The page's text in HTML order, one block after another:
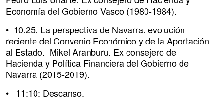
Economía del Gobierno Vasco (1980-1984).
• 10:25: La perspectiva de Navarra: evolución
reciente del Convenio Económico y de la Aportación
al Estado. Mikel Aranburu. Ex consejero de
Hacienda y Política Financiera del Gobierno de
Navarra (2015-2019).
• 11:10: Descanso.